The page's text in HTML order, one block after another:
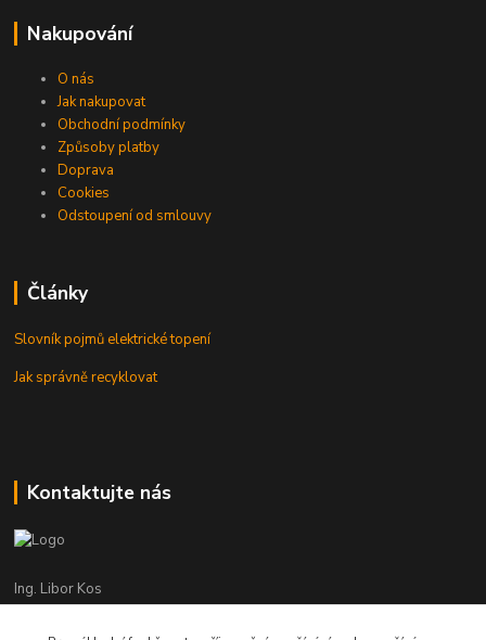
Nakupování
O nás
Jak nakupovat
Obchodní podmínky
Způsoby platby
Doprava
Cookies
Odstoupení od smlouvy
Články
Slovník pojmů elektrické topení
Jak správně recyklovat
Kontaktujte nás
Ing. Libor Kos
+420 601 555 225
(Po-Pá: 8-17:00 hod.)